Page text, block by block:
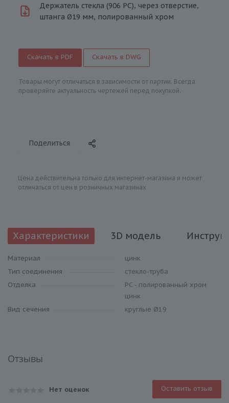
Держатель стекла (906 PC), через отверстие,
штанга Ø19 мм, полированный хром
Скачать в PDF Скачать в DWG
Товары могут отличаться в зависимости от партии. Всегда
проверяйте актуальность чертежей перед покупкой.
Поделиться
Цена действительна только для интернет-магазина и может
отличаться от цен в розничных магазинах
Характеристики 3D модель
Материал
цинк
Тип соединения
стекло-труба
Отделка
PC - полированный хром
цинк
Вид сечения
круглые Ø19
Отзывы
Нет оценок Оставить отзыв